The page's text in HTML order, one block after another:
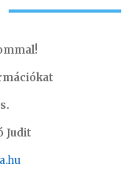
Judit